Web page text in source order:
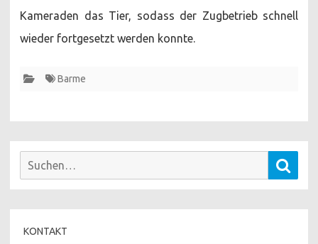
Kameraden das Tier, sodass der Zugbetrieb schnell
wieder fortgesetzt werden konnte.
Barme
Suchen
KONTAKT